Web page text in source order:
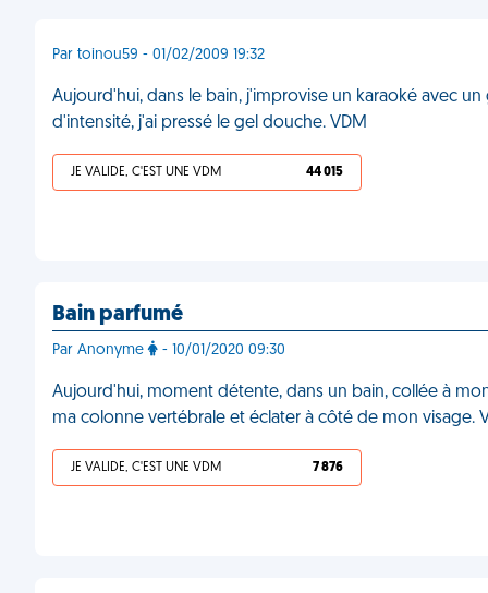
Par toinou59 - 01/02/2009 19:32
Aujourd'hui, dans le bain, j'improvise un karaoké avec
d'intensité, j'ai pressé le gel douche. VDM
JE VALIDE, C'EST UNE VDM 44 015
Bain parfumé
Par Anonyme - 10/01/2020 09:30
Aujourd'hui, moment détente, dans un bain, collée à
ma colonne vertébrale et éclater à côté de mon visage.
JE VALIDE, C'EST UNE VDM 7 876